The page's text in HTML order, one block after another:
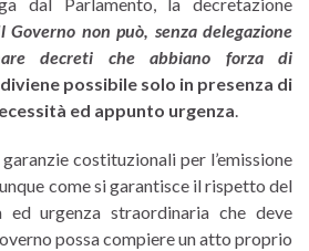
dal Parlamento, la decretazione
Governo non può, senza delegazione
decreti che abbiano forza di
possibile solo in presenza di
ed appunto urgenza.
costituzionali per l’emissione
come si garantisce il rispetto del
ed urgenza straordinaria che deve
possa compiere un atto proprio